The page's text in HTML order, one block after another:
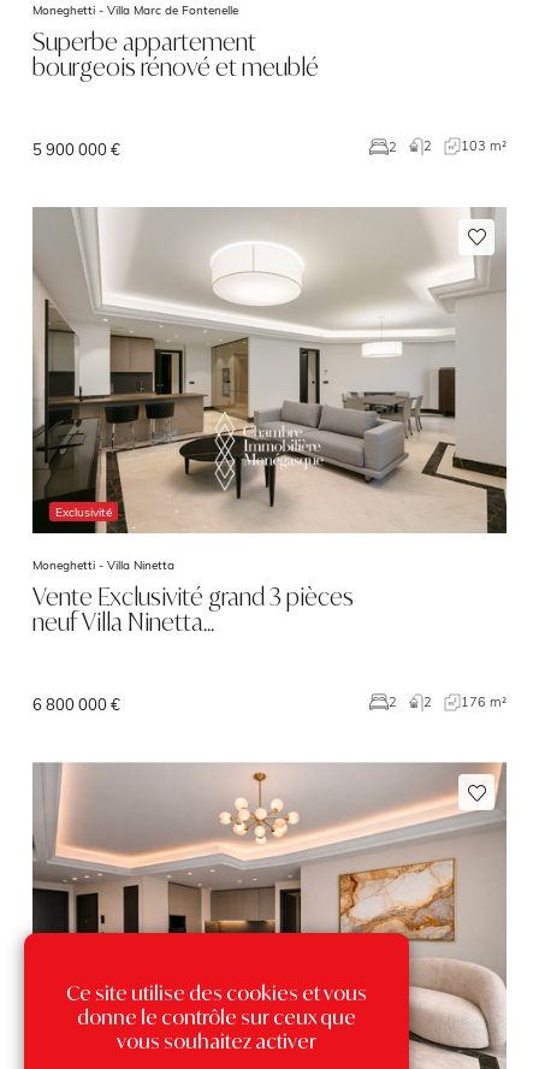
Moneghetti - Villa Marc de Fontenelle
Superbe appartement
bourgeois rénové et meublé
5 900 000 € 2 2 103 m²
Exclusivité
Moneghetti - Villa Ninetta
Vente Exclusivité grand 3 pièces
neuf Villa Ninetta…
6 800 000 € 2 2 176 m²
Ce site utilise des cookies et vous
donne le contrôle sur ceux que
vous souhaitez activer